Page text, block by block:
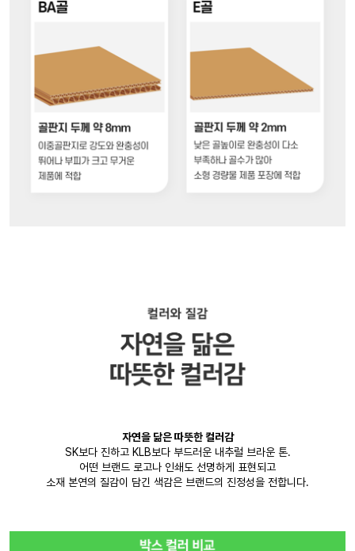
자연을 닮은 따뜻한 컬러감
SK보다 진하고 KLB보다 부드러운 내추럴 브라운 톤.
어떤 브랜드 로고나 인쇄도 선명하게 표현되고
소재 본연의 질감이 담긴 색감은 브랜드의 진정성을 전합니다.